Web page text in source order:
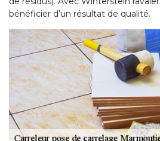
bénéficier d’un résultat de qualité.